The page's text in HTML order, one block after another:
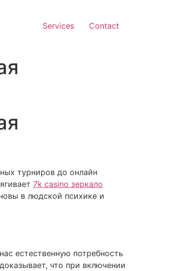
Services Contact
турниров до онлайн
7k casino зеркало
в людской психике и
естественную потребность
что при включении